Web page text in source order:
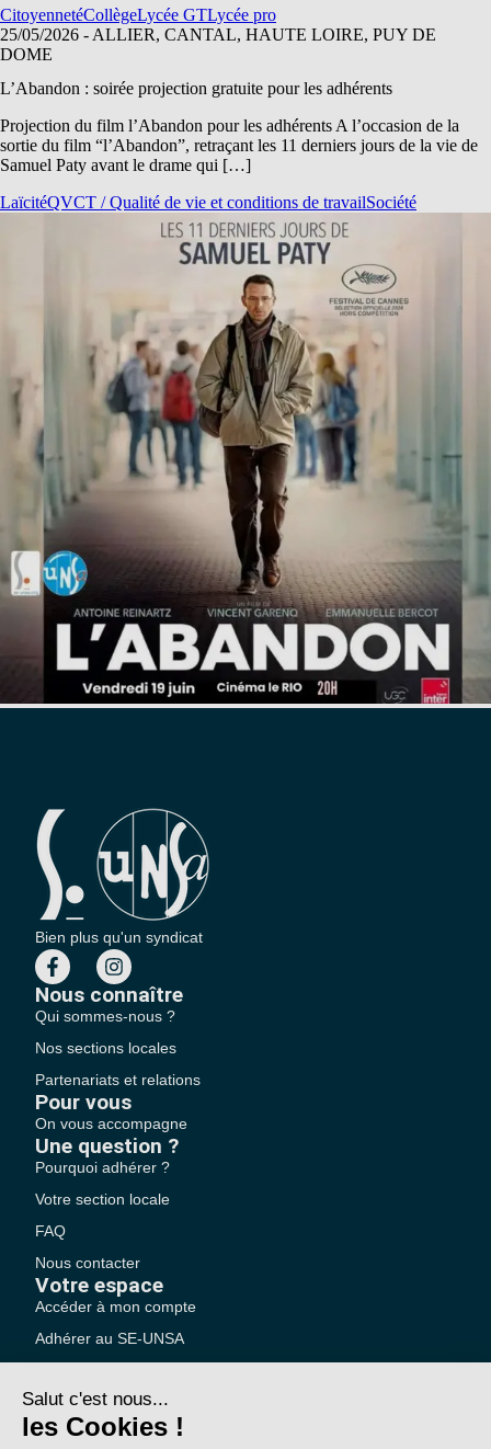
CitoyennetéCollègeLycée GTLycée pro
25/05/2026 - ALLIER, CANTAL, HAUTE LOIRE, PUY DE
DOME
L’Abandon : soirée projection gratuite pour les adhérents
Projection du film l’Abandon pour les adhérents A l’occasion de la
sortie du film “l’Abandon”, retraçant les 11 derniers jours de la vie de
Samuel Paty avant le drame qui […]
LaïcitéQVCT / Qualité de vie et conditions de travailSociété
Bien plus qu'un syndicat
Nous connaître
Qui sommes-nous ?
Nos sections locales
Partenariats et relations
Pour vous
On vous accompagne
Une question ?
Pourquoi adhérer ?
Votre section locale
FAQ
Nous contacter
Votre espace
Accéder à mon compte
Adhérer au SE-UNSA